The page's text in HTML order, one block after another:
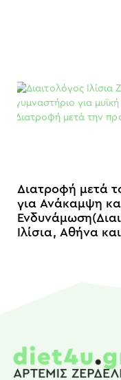
Διατροφή μετά
για Ανάκαμψη
Ιλίσια, Αθήνα